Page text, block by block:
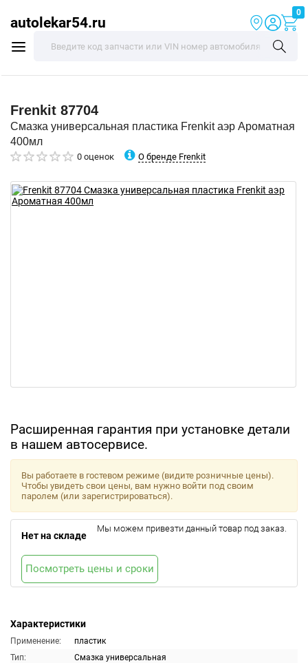
autolekar54.ru
0
Frenkit 87704
Смазка универсальная пластика Frenkit аэр Ароматная
400мл
0 оценок О бренде Frenkit
Расширенная гарантия при установке детали
в нашем автосервисе.
Характеристики
Применение:
пластик
Тип:
Смазка универсальная
Вы работаете в гостевом режиме (видите розничные цены).
Чтобы увидеть свои цены, вам нужно войти под своим
паролем (или зарегистрироваться).
Нет на складе
Мы можем привезти данный товар под заказ.
Посмотреть цены и сроки